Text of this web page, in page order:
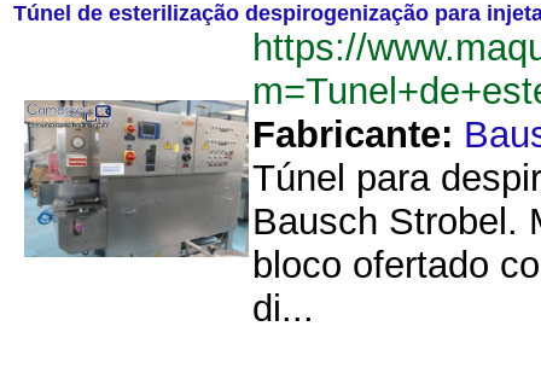
Túnel de esterilização despirogenização para
https://
Fabricante:
Túnel para
Bausch Strobel.
bloco ofertado
di...